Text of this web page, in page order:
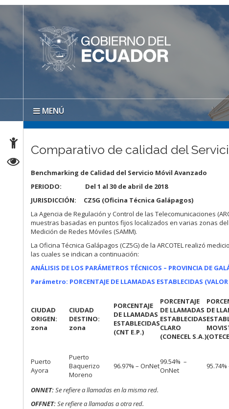
MENÚ
Comparativo de calidad del
Benchmarking de Calidad del Servicio Móvil Avanzado
PERIODO: Del 1 al 30 de abril de 2018
JURISDICCIÓN: CZ5G (Oficina Técnica Galápagos)
La Agencia de Regulación y Control de las Telecomunicaciones
muestras basadas en puntos fijos localizados en varias zonas
Medición de Redes Móviles (SAMM).
La Oficina Técnica Galápagos (CZ5G) de la ARCOTEL realizó
las cuales se indican a continuación:
ANÁLISIS DE LOS PARÁMETROS TÉCNICOS – PROVINCIA DE
Parámetro: PORCENTAJE DE LLAMADAS ESTABLECIDAS
CIUDAD
ORIGEN:
zona
CIUDAD
DESTINO:
zona
PORCENTAJE
DE LLAMADAS
ESTABLECIDAS
(CNT E.P.)
PORCENTAJE
DE LLAMADAS
ESTABLECIDAS
CLARO
(CONECEL S.A.)
DE
Puerto
Ayora
Puerto
Baquerizo
Moreno
96.97% – OnNet99.54% –
OnNet
ONNET:Se refiere a llamadas en la misma red.
OFFNET:Se refiere a llamadas a otra red.